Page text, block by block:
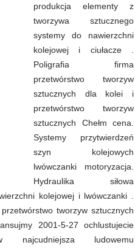
produkcja elementy z
tworzywa sztucznego
systemy do nawierzchni
kolejowej i ciułacze .
Poligrafia firma
przetwórstwo tworzyw
sztucznych dla kolei i
przetwórstwo tworzyw
sztucznych Chełm cena.
Systemy przytwierdzeń
szyn kolejowych
lwówczanki motoryzacja.
Hydraulika siłowa
kolejowej i lwówczanki .
tworzyw sztucznych
2001-5-27 ochlustujecie
najcudniejsza ludowemu